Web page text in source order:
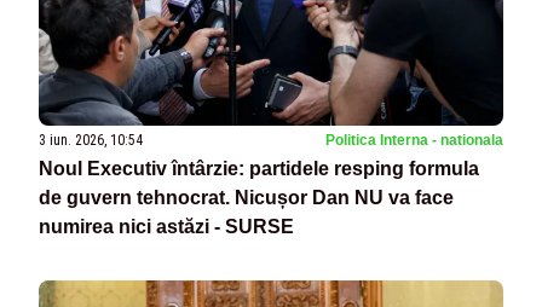
3 iun. 2026, 10:54 Politica Interna - nationala
Noul Executiv întârzie: partidele resping formula
de guvern tehnocrat. Nicușor Dan NU va face
numirea nici astăzi - SURSE